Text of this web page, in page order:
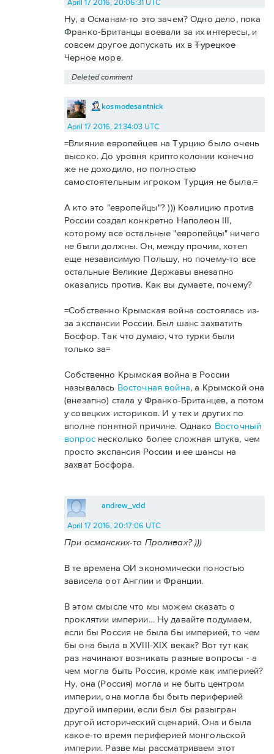
April 17 2016, 20:06:31 UTC
Ну, а Османам-то это зачем? Одно дело, пока
Франко-Британцы воевали за их интересы, и
совсем другое допускать их вТурецкое
Черное море.
Deleted comment
kosmodesantnick
April 17 2016, 21:34:03 UTC
=Влияние европейцев на Турцию было очень
высоко. До уровня криптоколонии конечно
же не доходило, но полностью
самостоятельным игроком Турция не была.=
А кто это "европейцы"? ))) Коалицию против
России создал конкретно Наполеон III,
которому все остальные "европейцы" ничего
не были должны. Он, между прочим, хотел
еще независимую Польшу, но почему-то все
остальные Великие Державы внезапно
оказались против. Как вы думаете, почему?
=Собственно Крымская война состоялась из-
за экспансии России. Был шанс захватить
Босфор. Так что думаю, что турки были
только за=
Собственно Крымская война в России
называлась Восточная война, а Крымской она
(внезапно) стала у Франко-Британцев, а потом
у совецких историков. И у тех и других по
вполне понятной причине. Однако Восточный
вопроснесколько более сложная штука, чем
просто экспансия России и ее шансы на
захват Босфора.
andrew_vdd
April 17 2016, 20:17:06 UTC
При османских-то Проливах? )))
В те времена ОИ экономически поностью
зависела оот Англии и Франции.
В этом смысле что мы можем сказать о
проклятии империи… Ну давайте подумаем,
если бы Россия не была бы империей, то чем
бы она была в XVIII-XIX веках? Вот тут как
раз начинают возникать разные вопросы - а
чем могла быть Россия, кроме как империей?
Ну, она (Россия) могла и не быть центром
империи, она могла бы быть периферией
другой империи, если был бы разыгран
другой исторический сценарий. Она и была
какое-то время периферией монгольской
империи. Разве мы рассматриваем этот